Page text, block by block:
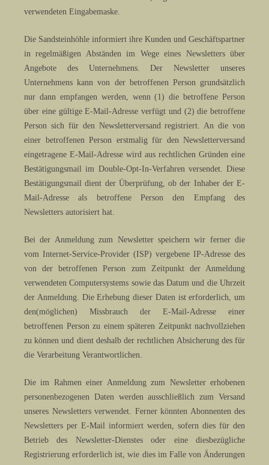
verwendeten Eingabemaske.
Die Sandsteinhöhle informiert ihre Kunden und Geschäftspartner
in regelmäßigen Abständen im Wege eines Newsletters über
Angebote des Unternehmens. Der Newsletter unseres
Unternehmens kann von der betroffenen Person grundsätzlich
nur dann empfangen werden, wenn (1) die betroffene Person
über eine gültige E-Mail-Adresse verfügt und (2) die betroffene
Person sich für den Newsletterversand registriert. An die von
einer betroffenen Person erstmalig für den Newsletterversand
eingetragene E-Mail-Adresse wird aus rechtlichen Gründen eine
Bestätigungsmail im Double-Opt-In-Verfahren versendet. Diese
Bestätigungsmail dient der Überprüfung, ob der Inhaber der E-
Mail-Adresse als betroffene Person den Empfang des
Newsletters autorisiert hat.
Bei der Anmeldung zum Newsletter speichern wir ferner die
vom Internet-Service-Provider (ISP) vergebene IP-Adresse des
von der betroffenen Person zum Zeitpunkt der Anmeldung
verwendeten Computersystems sowie das Datum und die Uhrzeit
der Anmeldung. Die Erhebung dieser Daten ist erforderlich, um
den(möglichen) Missbrauch der E-Mail-Adresse einer
betroffenen Person zu einem späteren Zeitpunkt nachvollziehen
zu können und dient deshalb der rechtlichen Absicherung des für
die Verarbeitung Verantwortlichen.
Die im Rahmen einer Anmeldung zum Newsletter erhobenen
personenbezogenen Daten werden ausschließlich zum Versand
unseres Newsletters verwendet. Ferner könnten Abonnenten des
Newsletters per E-Mail informiert werden, sofern dies für den
Betrieb des Newsletter-Dienstes oder eine diesbezügliche
Registrierung erforderlich ist, wie dies im Falle von Änderungen